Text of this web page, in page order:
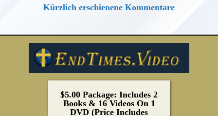
Kürzlich erschienene Kommentare
$5.00 Package: Includes 2
Books & 16 Videos On 1
DVD (Price Includes